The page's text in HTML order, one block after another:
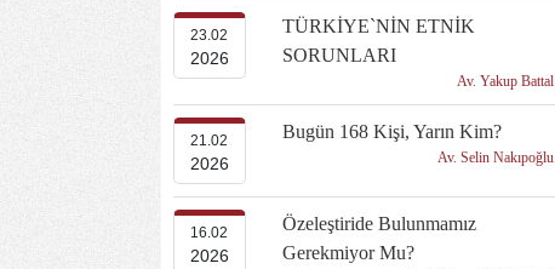
23.02
2026
TÜRKİYE`NİN ETNİK
SORUNLARI
Av. Yakup Battal
21.02
2026
Bugün 168 Kişi, Yarın Kim?
Av. Selin Nakıpoğlu
16.02
2026
Özeleştiride Bulunmamız
Gerekmiyor Mu?